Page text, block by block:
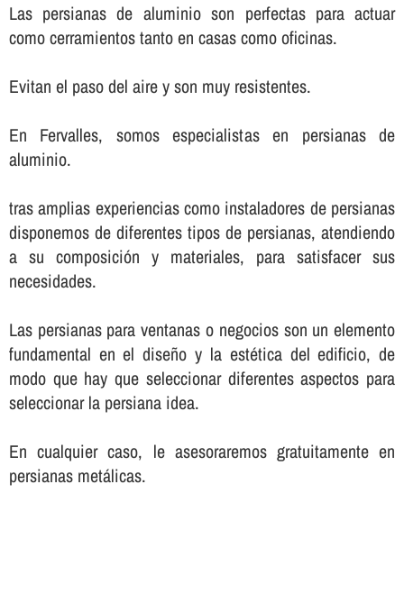
Las persianas de aluminio son perfectas para actuar
como cerramientos tanto en casas como oficinas.
Evitan el paso del aire y son muy resistentes.
En Fervalles, somos especialistas en persianas de
aluminio.
tras amplias experiencias como instaladores de persianas
disponemos de diferentes tipos de persianas, atendiendo
a su composición y materiales, para satisfacer sus
necesidades.
Las persianas para ventanas o negocios son un elemento
fundamental en el diseño y la estética del edificio, de
modo que hay que seleccionar diferentes aspectos para
seleccionar la persiana idea.
En cualquier caso, le asesoraremos gratuitamente en
persianas metálicas.